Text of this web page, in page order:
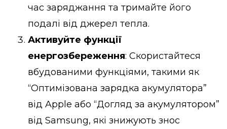
час заряджання та тримайте його
подалі від джерел тепла.
Активуйте функції
енергозбереження: Скористайтеся
вбудованими функціями, такими як
“Оптимізована зарядка акумулятора”
від Apple або “Догляд за акумулятором”
від Samsung, які знижують знос